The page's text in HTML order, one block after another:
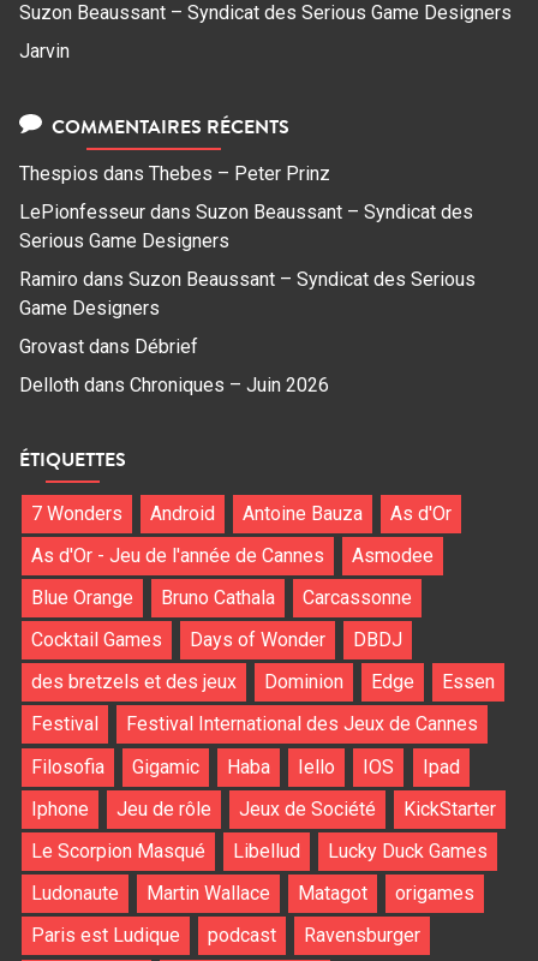
Suzon Beaussant – Syndicat des Serious Game Designers
Jarvin
COMMENTAIRES RÉCENTS
Thespios dans Thebes – Peter Prinz
LePionfesseur dans Suzon Beaussant – Syndicat des
Serious Game Designers
Ramiro dans Suzon Beaussant – Syndicat des Serious
Game Designers
Grovast dans Débrief
Delloth dans Chroniques – Juin 2026
ÉTIQUETTES
7 Wonders Android Antoine Bauza
As d'Or
As d'Or - Jeu de l'année de Cannes
Asmodee
Blue Orange
Bruno Cathala
Carcassonne
Cocktail Games
Days of Wonder
DBDJ
des bretzels et des jeux
Dominion Edge
Essen
Festival
Festival International des Jeux de Cannes
Filosofia
Gigamic Haba Iello IOS
Ipad
Iphone
Jeu de rôle Jeux de Société
KickStarter
Le Scorpion Masqué
Libellud
Lucky Duck Games
Ludonaute
Martin Wallace Matagot
origames
Paris est Ludique
podcast Ravensburger